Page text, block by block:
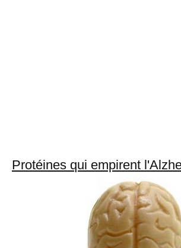
Protéines qui empirent